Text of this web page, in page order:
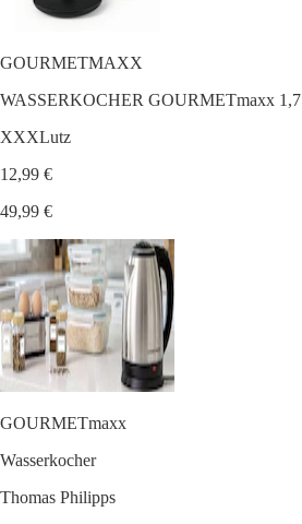
GOURMETMAXX
WASSERKOCHER GOURMETmaxx
XXXLutz
12,99 €
49,99 €
GOURMETmaxx
Wasserkocher
Thomas Philipps